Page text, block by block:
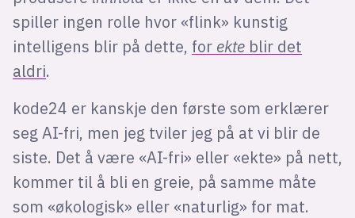
spiller ingen rolle hvor «flink» kunstig
intelligens blir på dette, for ekte blir det
aldri.
kode24 er kanskje den første som erklærer
seg AI-fri, men jeg tviler jeg på at vi blir de
siste. Det å være «AI-fri» eller «ekte» på nett,
kommer til å bli en greie, på samme måte
som «økologisk» eller «naturlig» for mat.